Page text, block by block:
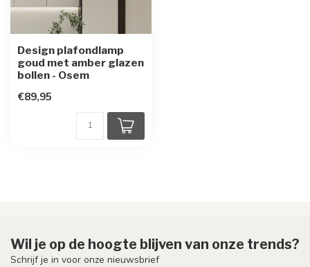
Design plafondlamp
goud met amber glazen
bollen - Osem
€89,95
Wil je op de hoogte blijven van onze trends?
Schrijf je in voor onze nieuwsbrief